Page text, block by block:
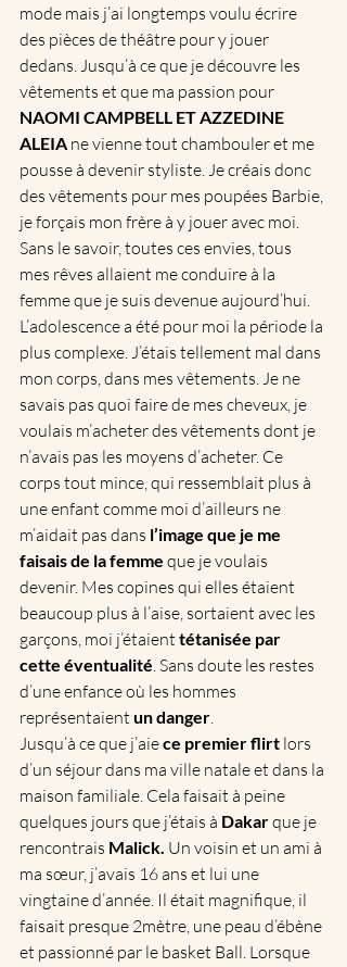
mode mais j’ai longtemps voulu écrire
des pièces de théâtre pour y jouer
dedans. Jusqu’à ce que je découvre les
vêtements et que ma passion pour
NAOMI CAMPBELL ET AZZEDINE
ALEIA ne vienne tout chambouler et me
pousse à devenir styliste. Je créais donc
des vêtements pour mes poupées Barbie,
je forçais mon frère à y jouer avec moi.
Sans le savoir, toutes ces envies, tous
mes rêves allaient me conduire à la
femme que je suis devenue aujourd’hui.
L’adolescence a été pour moi la période la
plus complexe. J’étais tellement mal dans
mon corps, dans mes vêtements. Je ne
savais pas quoi faire de mes cheveux, je
voulais m’acheter des vêtements dont je
n’avais pas les moyens d’acheter. Ce
corps tout mince, qui ressemblait plus à
une enfant comme moi d’ailleurs ne
m’aidait pas dans l’image que je me
faisais de la femme que je voulais
devenir. Mes copines qui elles étaient
beaucoup plus à l’aise, sortaient avec les
garçons, moi j’étaient tétanisée par
cette éventualité. Sans doute les restes
d’une enfance où les hommes
représentaient un danger.
Jusqu’à ce que j’aie ce premier flirt lors
d’un séjour dans ma ville natale et dans la
maison familiale. Cela faisait à peine
quelques jours que j’étais à Dakar que je
rencontrais Malick. Un voisin et un ami à
ma sœur, j’avais 16 ans et lui une
vingtaine d’année. Il était magnifique, il
faisait presque 2mètre, une peau d’ébène
et passionné par le basket Ball. Lorsque